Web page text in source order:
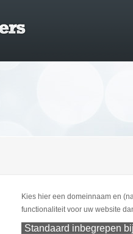
Kies hier een domeinnaam en
functionaliteit voor uw website
Standaard inbegrepen